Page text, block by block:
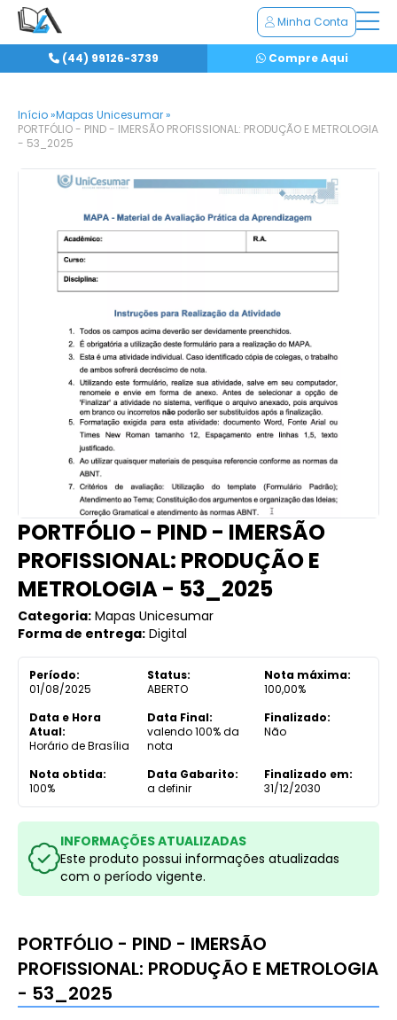
Minha Conta
(44) 99126-3739 Compre Aqui
Início »Mapas Unicesumar »
PORTFÓLIO - PIND - IMERSÃO PROFISSIONAL: PRODUÇÃO E METROLOGIA
- 53_2025
PORTFÓLIO - PIND - IMERSÃO
PROFISSIONAL: PRODUÇÃO E
METROLOGIA - 53_2025
Categoria: Mapas Unicesumar
Forma de entrega: Digital
Período:
01/08/2025
Status:
ABERTO
Nota máxima:
100,00%
Data e Hora
Atual:
Horário de Brasília
Data Final:
valendo 100% da
nota
Finalizado:
Não
Nota obtida:
100%
Data Gabarito:
a definir
Finalizado em:
31/12/2030
INFORMAÇÕES ATUALIZADAS
Este produto possui informações atualizadas
com o período vigente.
PORTFÓLIO - PIND - IMERSÃO
PROFISSIONAL: PRODUÇÃO E METROLOGIA
- 53_2025